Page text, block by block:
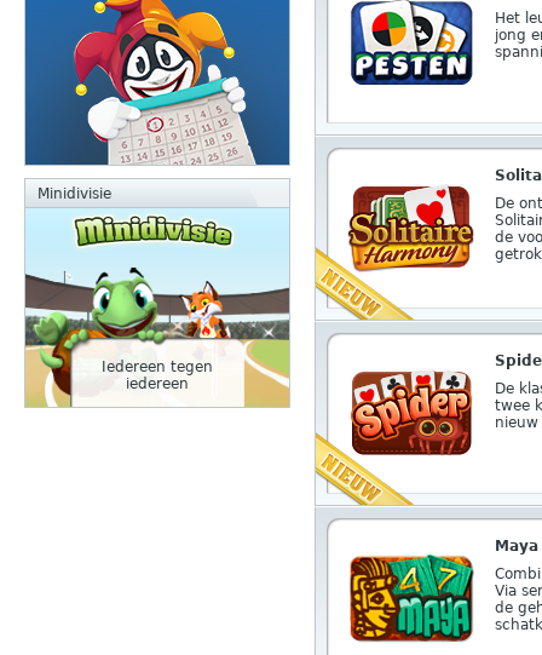
Minidivisie
Iedereen tegen
iedereen
Het
jong
De
de
De
twee
Via
de